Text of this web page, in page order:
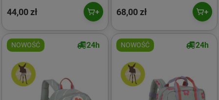
44,00 zł 68,00 zł
NOWOŚĆ 24h NOWOŚĆ 24h